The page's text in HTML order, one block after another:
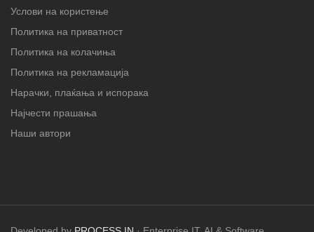
Услови на користење
Политика на приватност
Политика на колачиња
Политика на рекламација
Нарачки, плаќања и испорака
Најчести прашања
Наши автори